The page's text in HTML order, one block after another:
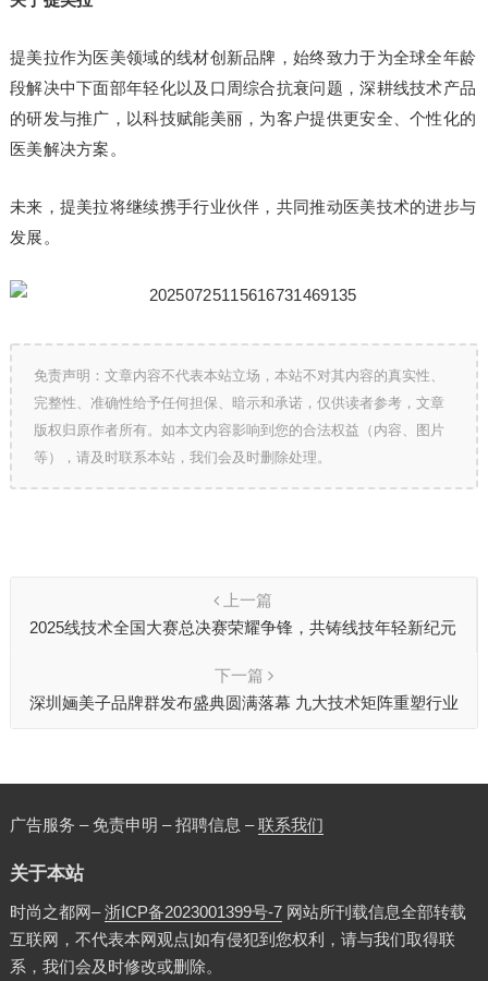
提美拉作为医美领域的线材创新品牌，始终致力于为全球全年龄
段解决中下面部年轻化以及口周综合抗衰问题，深耕线技术产品
的研发与推广，以科技赋能美丽，为客户提供更安全、个性化的
医美解决方案。
未来，提美拉将继续携手行业伙伴，共同推动医美技术的进步与
发展。
免责声明：文章内容不代表本站立场，本站不对其内容的真实性、
完整性、准确性给予任何担保、暗示和承诺，仅供读者参考，文章
版权归原作者所有。如本文内容影响到您的合法权益（内容、图片
等），请及时联系本站，我们会及时删除处理。
上一篇
2025线技术全国大赛总决赛荣耀争锋，共铸线技年轻新纪元
下一篇
深圳婳美子品牌群发布盛典圆满落幕 九大技术矩阵重塑行业
广告服务 – 免责申明 – 招聘信息 –联系我们
关于本站
时尚之都网–浙ICP备2023001399号-7网站所刊载信息全部转载
互联网，不代表本网观点|如有侵犯到您权利，请与我们取得联
系，我们会及时修改或删除。